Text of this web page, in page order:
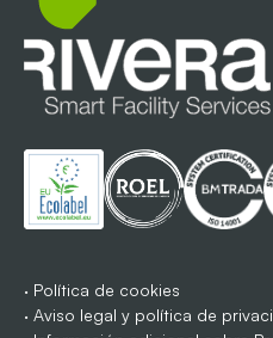
· Política de cookies
· Aviso legal y política de